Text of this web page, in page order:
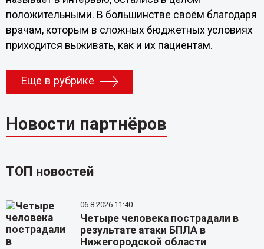
положительными. В большинстве своём благодаря
врачам, которым в сложных бюджетных условиях
приходится выживать, как и их пациентам.
Еще в рубрике
Новости партнёров
ТОП новостей
06.8.2026 11:40
Четыре человека пострадали в
результате атаки БПЛА в
Нижегородской области